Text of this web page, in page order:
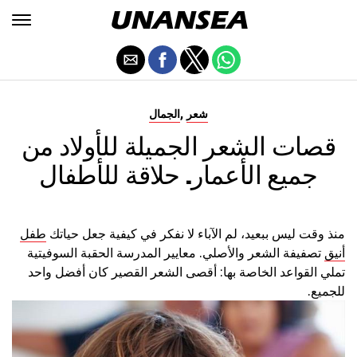
الجمال , شعر
قصات الشعر الجميلة للأولاد من
جميع الأعمار. حلاقة للأطفال
منذ وقت ليس ببعيد، لم الآباء لا نفكر في كيفية جعل حياتك طفل
أنيق تصفيفة الشعر والأصلي. معايير المدرسة الحقبة السوفيتية
تملي القواعد الخاصة بها: أقصى الشعر القصير كان أفضل واحد
للجميع.